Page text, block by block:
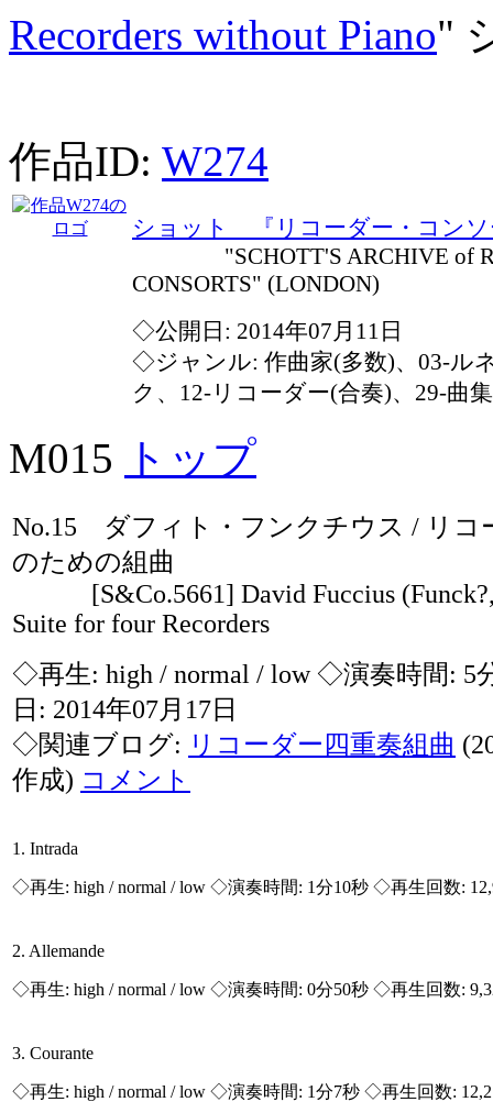
Recorders without Piano"
作品ID: W274
ショット 『リコーダー・コンソ
"SCHOTT'S ARCHIVE of
CONSORTS" (LONDON)
◇公開日: 2014年07月11日
◇ジャンル: 作曲家(多数)、03-ル
ク、12-リコーダー(合奏)、29-曲
M015 トップ
No.15 ダフィト・フンクチウス / リコ
のための組曲
[S&Co.5661] David Fuccius (Funck?,
Suite for four Recorders
◇再生: high / normal / low ◇演奏時間: 5
日: 2014年07月17日
◇関連ブログ: リコーダー四重奏組曲
作成) コメント
1. Intrada
◇再生: high / normal / low ◇演奏時間: 1分10秒 ◇再生回数:
2. Allemande
◇再生: high / normal / low ◇演奏時間: 0分50秒 ◇再生回数:
3. Courante
◇再生: high / normal / low ◇演奏時間: 1分7秒 ◇再生回数: